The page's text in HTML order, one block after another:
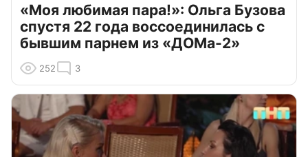
«Моя любимая пара!»: Ольга Бузова
спустя 22 года воссоединилась с
бывшим парнем из «ДОМа-2»
252 3